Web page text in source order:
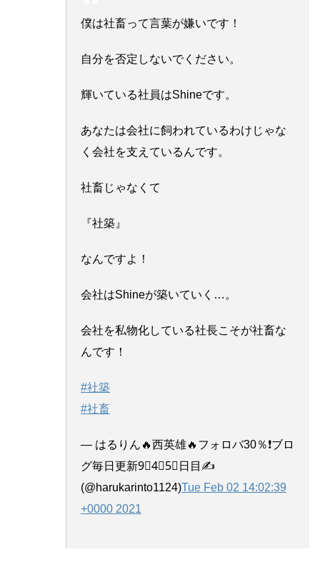
僕は社畜って言葉が嫌いです！
自分を否定しないでください。
輝いている社員はShineです。
あなたは会社に飼われているわけじゃな
く会社を支えているんです。
社畜じゃなくて
『社築』
なんですよ！
会社はShineが築いていく…。
会社を私物化している社長こそが社畜な
んです！
#社築
#社畜
— はるりん🔥西英雄🔥フォロバ30％❗ブロ
グ毎日更新9⃣4⃣5⃣日目✍️
(@harukarinto1124)Tue Feb 02 14:02:39
+0000 2021